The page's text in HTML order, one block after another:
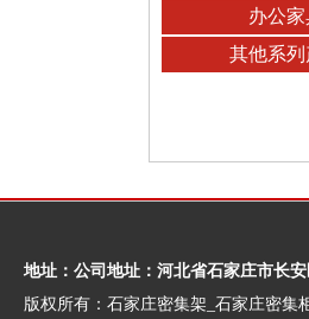
办公
其他系列
地址：公司地址：河北省石家庄市长
版权所有：石家庄密集架_石家庄密